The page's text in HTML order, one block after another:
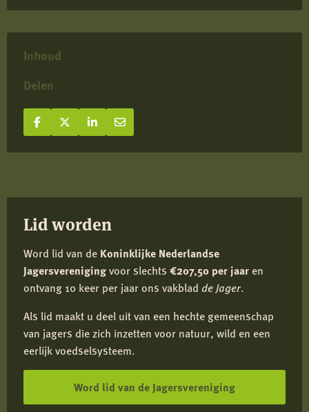
Inhoud
Delen
Deel op Facebook
Deel
op
Deel op X
Deel
op
Deel op LinkedIn
Deel
op
Deel via e-mail
Deel
via
Lid worden
Word lid van de Koninklijke Nederlandse
Jagersverenigingvoor slechts €207,50 per jaar en
ontvang 10 keer per jaar ons vakblad de Jager.
Als lid maakt u deel uit van een hechte gemeenschap
van jagers die zich inzetten voor natuur, wild en een
eerlijk voedselsysteem.
Word lid van de Jagersvereniging